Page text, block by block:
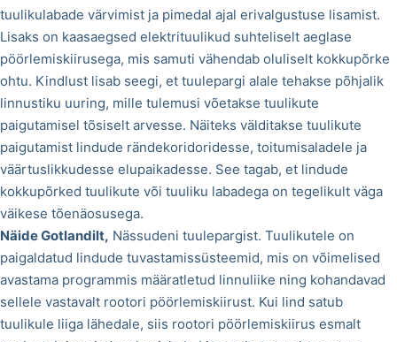
tuulikulabade värvimist ja pimedal ajal erivalgustuse lisamist.
Lisaks on kaasaegsed elektrituulikud suhteliselt aeglase
pöörlemiskiirusega, mis samuti vähendab oluliselt kokkupõrke
ohtu. Kindlust lisab seegi, et tuulepargi alale tehakse põhjalik
linnustiku uuring, mille tulemusi võetakse tuulikute
paigutamisel tõsiselt arvesse. Näiteks välditakse tuulikute
paigutamist lindude rändekoridoridesse, toitumisaladele ja
väärtuslikkudesse elupaikadesse. See tagab, et lindude
kokkupõrked tuulikute või tuuliku labadega on tegelikult väga
väikese tõenäosusega.
Näide Gotlandilt, Nässudeni tuulepargist. Tuulikutele on
paigaldatud lindude tuvastamissüsteemid, mis on võimelised
avastama programmis määratletud linnuliike ning kohandavad
sellele vastavalt rootori pöörlemiskiirust. Kui lind satub
tuulikule liiga lähedale, siis rootori pöörlemiskiirus esmalt